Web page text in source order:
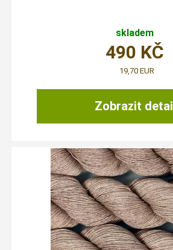
skladem
Zobrazit detail
490 KČ
19,70 EUR